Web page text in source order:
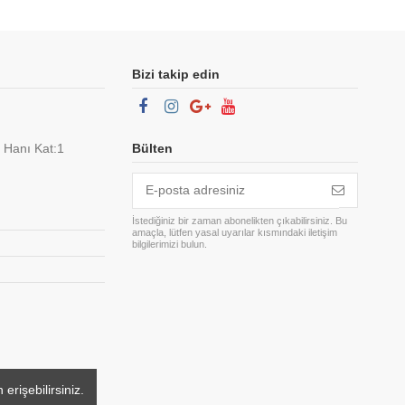
Kat:1
Bizi takip edin
Bülten
İstediğiniz bir zaman abonelikten çıkabilirsiniz. Bu
amaçla, lütfen yasal uyarılar kısmındaki iletişim
bilgilerimizi bulun.
erişebilirsiniz.